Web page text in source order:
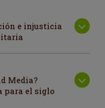
e injusticia
Media?
para el siglo